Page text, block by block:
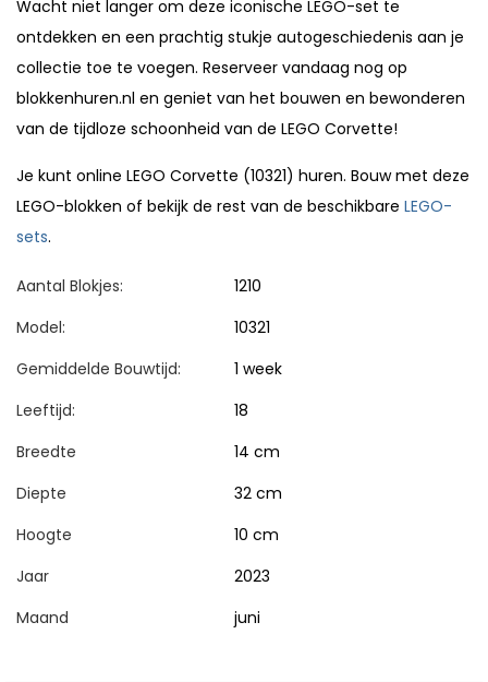
Wacht niet langer om deze iconische LEGO-set te
ontdekken en een prachtig stukje autogeschiedenis aan je
collectie toe te voegen. Reserveer vandaag nog op
blokkenhuren.nl en geniet van het bouwen en bewonderen
van de tijdloze schoonheid van de LEGO Corvette!
Je kunt online LEGO Corvette (10321) huren. Bouw met deze
LEGO-blokken of bekijk de rest van de beschikbare LEGO-
sets.
Aantal Blokjes:
1210
Model:
10321
Gemiddelde Bouwtijd:
1 week
Leeftijd:
18
Breedte
14 cm
Diepte
32 cm
Hoogte
10 cm
Jaar
2023
Maand
juni